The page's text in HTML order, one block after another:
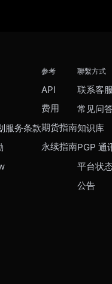
服务条款
参考
API
费用
期货指南
永续指南
聯繫方式
联系客
常见问
知识库
PGP 通
平台状
公告